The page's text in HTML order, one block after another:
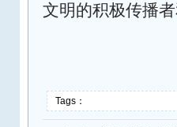
文明的积极传播者
Tags：